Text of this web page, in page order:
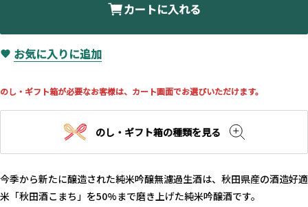
カートに入れる
お気に入りに追加
のし・ギフト箱が必要なお客様は、カート画面でお選びいただけます。
のし・ギフト箱の種類を見る
今季から新たに醸造された純米吟醸無濾過生酒は、秋田県産の酒造好適
米「秋田酒こまち」を50%まで磨き上げた純米吟醸酒です。